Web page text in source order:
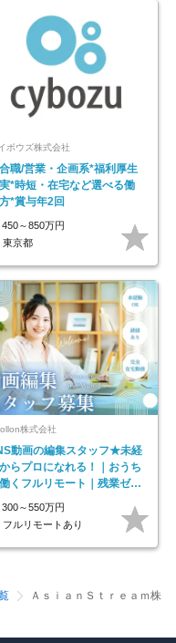
ボウズ株式会社
職/営業・企画系*福利厚生
*時短・在宅など選べる働
*賞与年2回
450～850万円
東京都
株式会社
動画の編集スタッフ★未経
らプロになれる！｜おうち
くフルリモート｜残業ゼロ
時退勤◎
300～550万円
フルリモートあり
ＡｓｉａｎＳｔｒｅａｍ株